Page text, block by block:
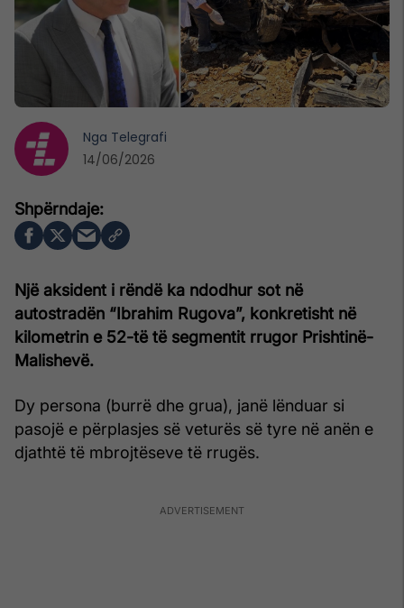
Një aksident i rëndë ka ndodhur sot në
autostradën “Ibrahim Rugova”, konkretisht në
kilometrin e 52-të të segmentit rrugor Prishtinë-
Malishevë.
Dy persona (burrë dhe grua), janë lënduar si
pasojë e përplasjes së veturës së tyre në anën e
djathtë të mbrojtëseve të rrugës.
Nga Telegrafi
14/06/2026